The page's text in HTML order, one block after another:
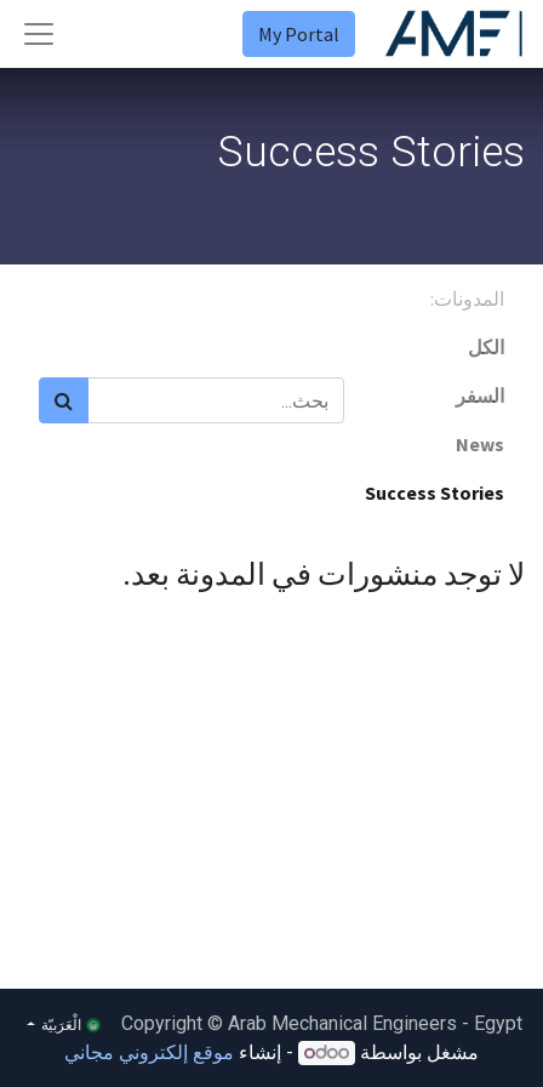
My Portal
Success Stories
المدونات:
الكل
السفر
News
Success Stories
لا توجد منشورات في المدونة بعد.
Copyright © Arab Mechanical Engineers - Egypt الْعَرَبيّة
مشغل بواسطة - إنشاء موقع إلكتروني مجاني